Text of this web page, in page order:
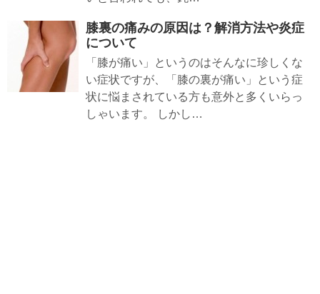
膝裏の痛みの原因は？解消方法や炎症
について
「膝が痛い」というのはそんなに珍しくな
い症状ですが、「膝の裏が痛い」という症
状に悩まされている方も意外と多くいらっ
しゃいます。 しかし…